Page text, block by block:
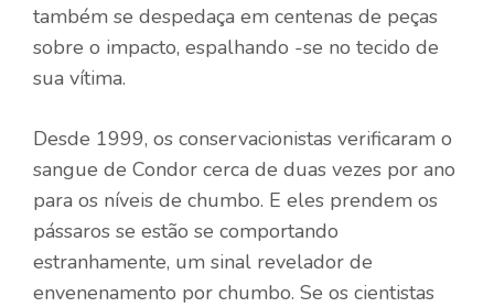
também se despedaça em centenas de peças
sobre o impacto, espalhando -se no tecido de
sua vítima.
Desde 1999, os conservacionistas verificaram o
sangue de Condor cerca de duas vezes por ano
para os níveis de chumbo. E eles prendem os
pássaros se estão se comportando
estranhamente, um sinal revelador de
envenenamento por chumbo. Se os cientistas